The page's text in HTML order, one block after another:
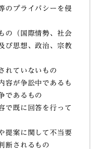
のプライバシーを侵
の（国際情勢、社会
び思想、政治、宗教
れていないもの
容が争訟中であるも
であるもの
で既に回答を行って
提案に関して不当要
断されるもの